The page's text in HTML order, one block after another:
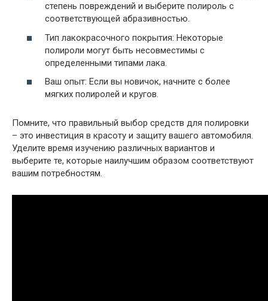
степень повреждений и выберите полироль с
соответствующей абразивностью.
Тип лакокрасочного покрытия: Некоторые
полироли могут быть несовместимы с
определенными типами лака.
Ваш опыт: Если вы новичок, начните с более
мягких полиролей и кругов.
Помните, что правильный выбор средств для полировки
– это инвестиция в красоту и защиту вашего автомобиля.
Уделите время изучению различных вариантов и
выберите те, которые наилучшим образом соответствуют
вашим потребностям.